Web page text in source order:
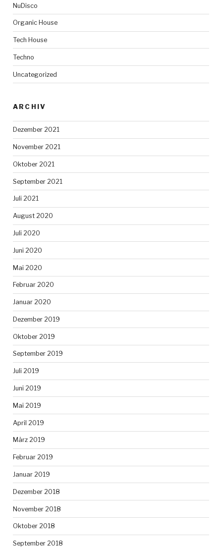
NuDisco
Organic House
Tech House
Techno
Uncategorized
ARCHIV
Dezember 2021
November 2021
Oktober 2021
September 2021
Juli 2021
August 2020
Juli 2020
Juni 2020
Mai 2020
Februar 2020
Januar 2020
Dezember 2019
Oktober 2019
September 2019
Juli 2019
Juni 2019
Mai 2019
April 2019
März 2019
Februar 2019
Januar 2019
Dezember 2018
November 2018
Oktober 2018
September 2018